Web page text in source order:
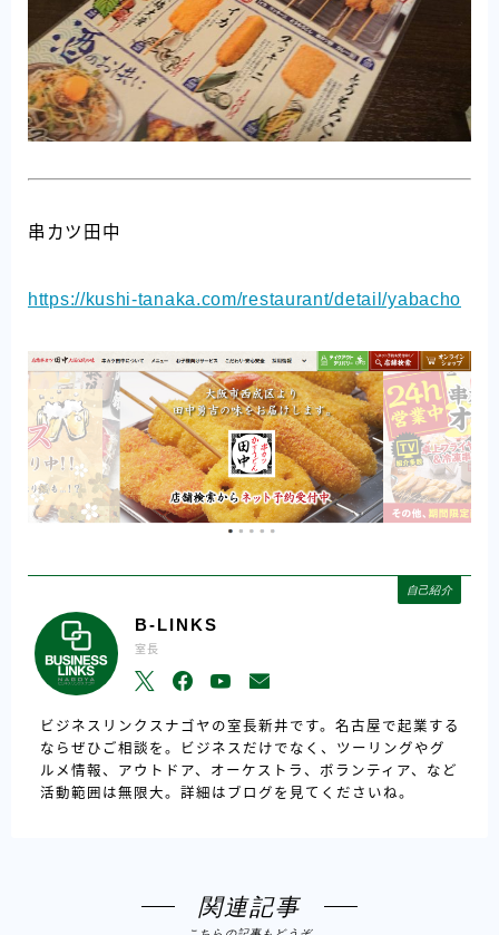
串カツ田中
https://kushi-tanaka.com/restaurant/detail/yabacho
自己紹介
B-LINKS
室長
ビジネスリンクスナゴヤの室長新井です。名古屋で起業する
ならぜひご相談を。ビジネスだけでなく、ツーリングやグ
ルメ情報、アウトドア、オーケストラ、ボランティア、など
活動範囲は無限大。詳細はブログを見てくださいね。
関連記事
こちらの記事もどうぞ